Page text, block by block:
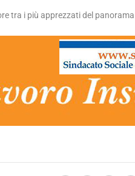
tra i più apprezzati del